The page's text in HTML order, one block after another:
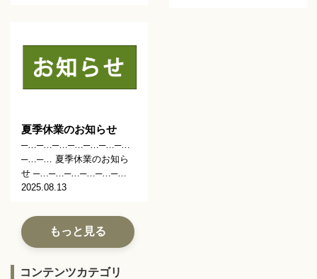
夏季休業のお知らせ
─…─…─…─…─…─…─…
─…─… 夏季休業のお知ら
せ ─…─…─…─…─…─…
2025.08.13
もっと見る
コンテンツカテゴリ